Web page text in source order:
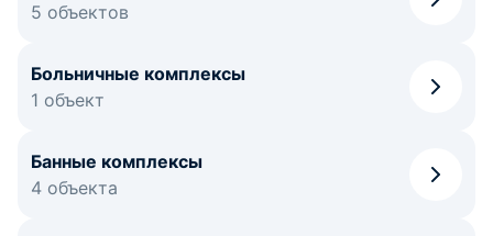
5 объектов
Больничные комплексы
1 объект
Банные комплексы
4 объекта